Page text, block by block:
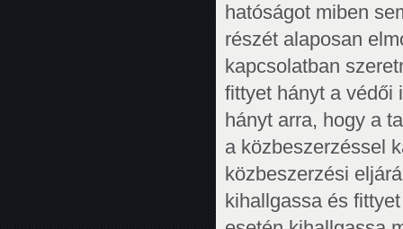
hatóságot miben
részét alaposan
kapcsolatban
fittyet hányt a védői
hányt arra, hogy a
a közbeszerzéssel
közbeszerzési
kihallgassa és